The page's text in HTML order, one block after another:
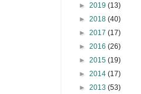
► 2019 (13)
► 2018 (40)
► 2017 (17)
► 2016 (26)
► 2015 (19)
► 2014 (17)
► 2013 (53)